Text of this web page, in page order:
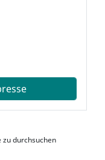
zu durchsuchen